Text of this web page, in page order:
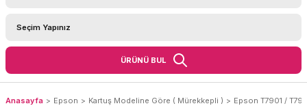
ÜRÜNÜ BUL
Anasayfa Epson Kartuş Modeline Göre ( Mürekkepli ) Epson T7901 /